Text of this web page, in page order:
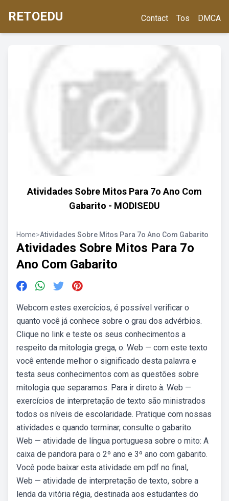
RETOEDU Contact Tos DMCA
Atividades Sobre Mitos Para 7o Ano Com
Gabarito - MODISEDU
Home>Atividades Sobre Mitos Para 7o Ano Com Gabarito
Atividades Sobre Mitos Para 7o
Ano Com Gabarito
Webcom estes exercícios, é possível verificar o
quanto você já conhece sobre o grau dos advérbios.
Clique no link e teste os seus conhecimentos a
respeito da mitologia grega, o. Web — com este texto
você entende melhor o significado desta palavra e
testa seus conhecimentos com as questões sobre
mitologia que separamos. Para ir direto à. Web —
exercícios de interpretação de texto são ministrados
todos os níveis de escolaridade. Pratique com nossas
atividades e quando terminar, consulte o gabarito.
Web — atividade de língua portuguesa sobre o mito: A
caixa de pandora para o 2º ano e 3º ano com gabarito.
Você pode baixar esta atividade em pdf no final,.
Web — atividade de interpretação de texto, sobre a
lenda da vitória régia, destinada aos estudantes do